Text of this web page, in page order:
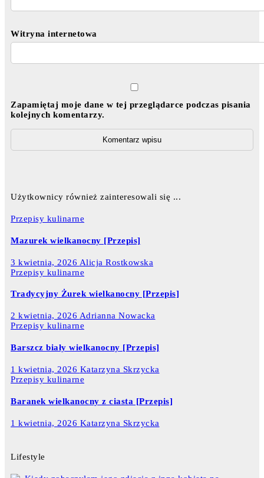
Witryna internetowa
Zapamiętaj moje dane w tej przeglądarce podczas pisania
kolejnych komentarzy.
Użytkownicy również zainteresowali się ...
Przepisy kulinarne
Mazurek wielkanocny [Przepis]
3 kwietnia, 2026 Alicja Rostkowska
Przepisy kulinarne
Tradycyjny Żurek wielkanocny [Przepis]
2 kwietnia, 2026 Adrianna Nowacka
Przepisy kulinarne
Barszcz biały wielkanocny [Przepis]
1 kwietnia, 2026 Katarzyna Skrzycka
Przepisy kulinarne
Baranek wielkanocny z ciasta [Przepis]
1 kwietnia, 2026 Katarzyna Skrzycka
Lifestyle